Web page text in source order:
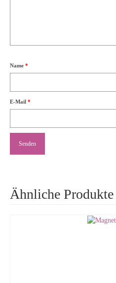
Name *
E-Mail *
Ähnliche Produkte